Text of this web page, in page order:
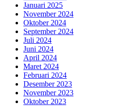
Januari 2025
November 2024
Oktober 2024
September 2024
Juli 2024
Juni 2024
April 2024
Maret 2024
Februari 2024
Desember 2023
November 2023
Oktober 2023